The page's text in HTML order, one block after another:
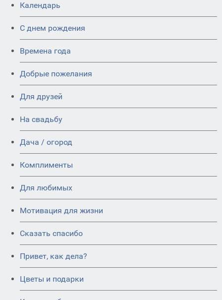
Календарь
C днем рождения
Времена года
Добрые пожелания
Для друзей
На свадьбу
Дача / огород
Комплименты
Для любимых
Мотивация для жизни
Сказать спасибо
Привет, как дела?
Цветы и подарки